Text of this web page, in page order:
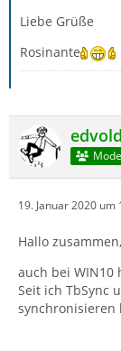
Liebe Grüße
Rosinante
19. Januar 2020 um
Hallo zusammen,
auch bei WIN10
Seit ich TbSync
synchronisieren